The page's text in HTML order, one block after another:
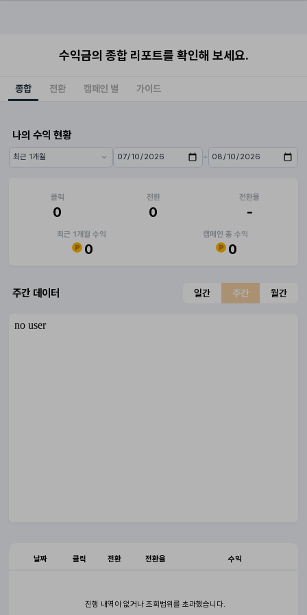
수익금의 종합 리포트를 확인해 보세요.
종합 전환 캠페인 별 가이드
나의 수익 현황
기간 프리셋 시작일 ~
종료일
클릭
0
전환
0
전환율
-
최근 1개월 수익
0
캠페인 총 수익
0
주간 데이터 일간 주간 월간
날짜 클릭 전환 전환율 수익
진행 내역이 없거나 조회범위를 초과했습니다.